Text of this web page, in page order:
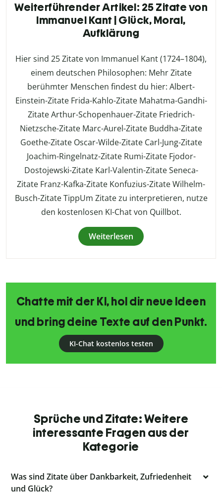
Weiterführender Artikel: 25 Zitate von
Immanuel Kant | Glück, Moral,
Aufklärung
Hier sind 25 Zitate von Immanuel Kant (1724–1804),
einem deutschen Philosophen: Mehr Zitate
berühmter Menschen findest du hier: Albert-
Einstein-Zitate Frida-Kahlo-Zitate Mahatma-Gandhi-
Zitate Arthur-Schopenhauer-Zitate Friedrich-
Nietzsche-Zitate Marc-Aurel-Zitate Buddha-Zitate
Goethe-Zitate Oscar-Wilde-Zitate Carl-Jung-Zitate
Joachim-Ringelnatz-Zitate Rumi-Zitate Fjodor-
Dostojewski-Zitate Karl-Valentin-Zitate Seneca-
Zitate Franz-Kafka-Zitate Konfuzius-Zitate Wilhelm-
Busch-Zitate TippUm Zitate zu interpretieren, nutze
den kostenlosen KI-Chat von Quillbot.
Weiterlesen
Chatte mit der KI, hol dir neue Ideen
und bring deine Texte auf den Punkt.
KI-Chat kostenlos testen
Sprüche und Zitate: Weitere
interessante Fragen aus der
Kategorie
Was sind Zitate über Dankbarkeit, Zufriedenheit
und Glück?